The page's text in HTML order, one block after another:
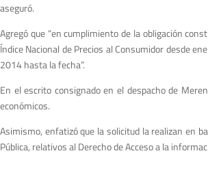
aseguró.
Agregó que “en cumplimiento de la obligación
Índice Nacional de Precios al Consumidor desde
2014 hasta la fecha”.
En el escrito consignado en el despacho de
económicos.
Asimismo, enfatizó que la solicitud la realizan en
Pública, relativos al Derecho de Acceso a la